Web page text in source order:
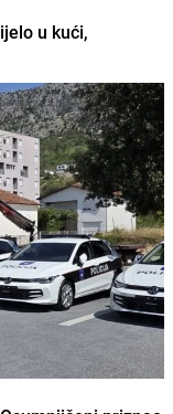
u kući,